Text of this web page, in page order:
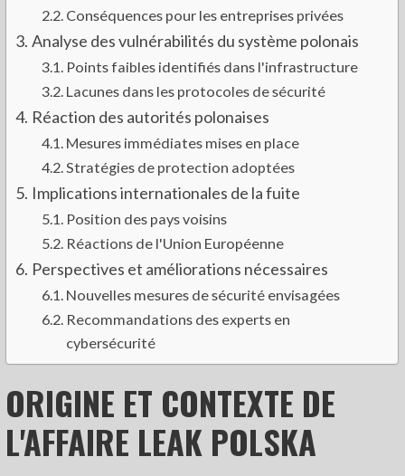
Conséquences pour les entreprises privées
Analyse des vulnérabilités du système polonais
Points faibles identifiés dans l'infrastructure
Lacunes dans les protocoles de sécurité
Réaction des autorités polonaises
Mesures immédiates mises en place
Stratégies de protection adoptées
Implications internationales de la fuite
Position des pays voisins
Réactions de l'Union Européenne
Perspectives et améliorations nécessaires
Nouvelles mesures de sécurité envisagées
Recommandations des experts en
cybersécurité
ORIGINE ET CONTEXTE DE
L'AFFAIRE LEAK POLSKA